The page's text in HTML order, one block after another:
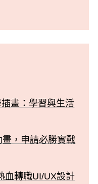
畫：學習與生活
，申請必勝實戰
血轉職UI/UX設計